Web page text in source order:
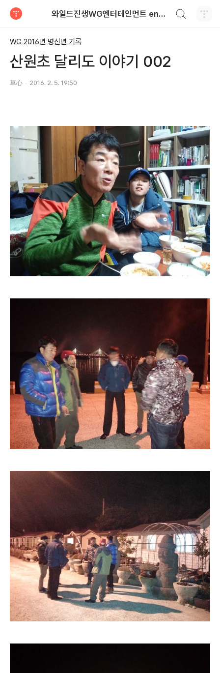
와일드진생WG엔터테인먼트 entertainment
WG 2016년 병신년 기록
산원초 달리도 이야기 002
草心 2016. 2. 5. 19:50